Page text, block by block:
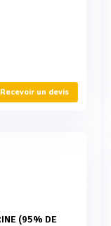
Recevoir un devis